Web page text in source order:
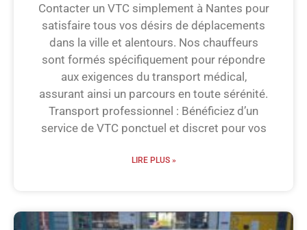
Contacter un VTC simplement à Nantes pour
satisfaire tous vos désirs de déplacements
dans la ville et alentours. Nos chauffeurs
sont formés spécifiquement pour répondre
aux exigences du transport médical,
assurant ainsi un parcours en toute sérénité.
Transport professionnel : Bénéficiez d’un
service de VTC ponctuel et discret pour vos
LIRE PLUS »